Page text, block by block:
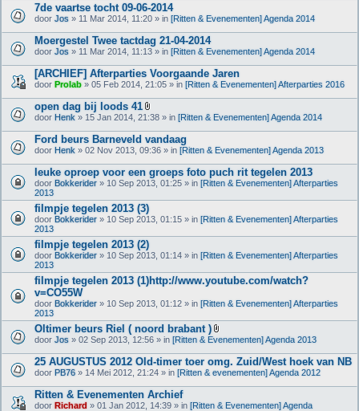
7de vaartse tocht 09-06-2014
door Jos » 11 Mar 2014, 11:20 » in [Ritten & Evenementen] Agenda 2014
Moergestel Twee tactdag 21-04-2014
door Jos » 11 Mar 2014, 11:13 » in [Ritten & Evenementen] Agenda 2014
[ARCHIEF] Afterparties Voorgaande Jaren
door Prolab » 05 Feb 2014, 21:05 » in [Ritten & Evenementen] Afterparties 2016
open dag bij loods 41
B
j
l
a
g
e
(
)
door Henk » 15 Jan 2014, 21:38 » in [Ritten & Evenementen] Agenda 2014
Ford beurs Barneveld vandaag
door Henk » 02 Nov 2013, 09:36 » in [Ritten & Evenementen] Agenda 2013
leuke oproep voor een groeps foto puch rit tegelen 2013
door Bokkerider » 10 Sep 2013, 01:25 » in [Ritten & Evenementen] Afterparties
2013
filmpje tegelen 2013 (3)
door Bokkerider » 10 Sep 2013, 01:15 » in [Ritten & Evenementen] Afterparties
2013
filmpje tegelen 2013 (2)
door Bokkerider » 10 Sep 2013, 01:14 » in [Ritten & Evenementen] Afterparties
2013
filmpje tegelen 2013 (1)http://www.youtube.com/watch?
v=CO55W
door Bokkerider » 10 Sep 2013, 01:12 » in [Ritten & Evenementen] Afterparties
2013
Oltimer beurs Riel ( noord brabant )
B
j
l
a
g
(
door Jos » 02 Sep 2013, 12:56 » in [Ritten & Evenementen] Agenda 2013
25 AUGUSTUS 2012 Old-timer toer omg. Zuid/West hoek van NB
door PB76 » 14 Mei 2012, 21:24 » in [Ritten & evenementen] Agenda 2012
Ritten & Evenementen Archief
door Richard » 01 Jan 2012, 14:39 » in [Ritten & Evenementen] Agenda